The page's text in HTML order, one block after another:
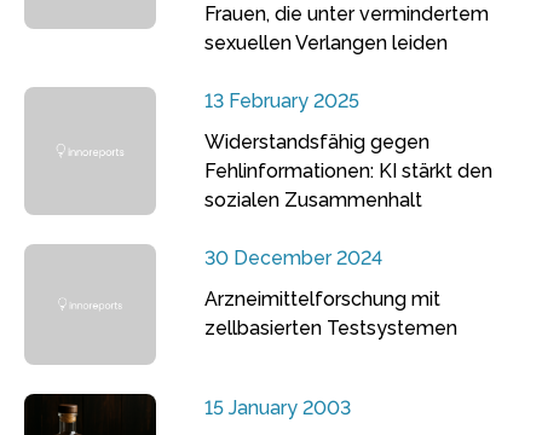
Frauen, die unter vermindertem
sexuellen Verlangen leiden
13 February 2025
Widerstandsfähig gegen
Fehlinformationen: KI stärkt den
sozialen Zusammenhalt
30 December 2024
Arzneimittelforschung mit
zellbasierten Testsystemen
15 January 2003